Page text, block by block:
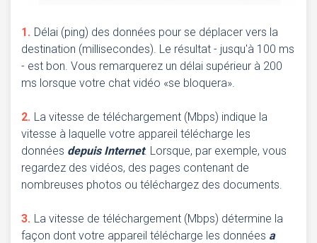
Délai (ping) des données pour se déplacer vers la
destination (millisecondes). Le résultat - jusqu'à 100 ms
- est bon. Vous remarquerez un délai supérieur à 200
ms lorsque votre chat vidéo «se bloquera».
La vitesse de téléchargement (Mbps) indique la
vitesse à laquelle votre appareil télécharge les
données depuis Internet. Lorsque, par exemple, vous
regardez des vidéos, des pages contenant de
nombreuses photos ou téléchargez des documents.
La vitesse de téléchargement (Mbps) détermine la
façon dont votre appareil télécharge les données a